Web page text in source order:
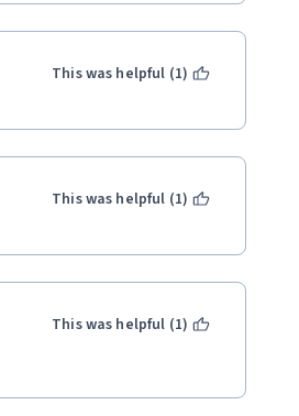
This was helpful (1)
This was helpful (1)
This was helpful (1)